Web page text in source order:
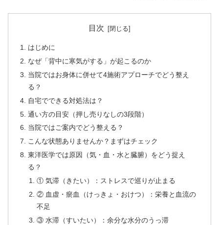
目次
はじめに
なぜ「背中に寒気がする」が起こるのか
当院ではお身体に併せて4施術アプローチでどう整え
る？
自宅でできる対処法は？
通い方の目安（押し売りなしの3段階）
当院ではご案内でどう整える？
こんな状態ありませんか？まずはチェック
東洋医学では原因（気・血・水と臓腑）をどう捉え
る？
① 気滞（きたい）：ストレスで巡りが止まる
② 血虚・瘀血（けっきょ・おけつ）：栄養と血流の
不足
③ 水滞（すいたい）：余分な水分のうっ滞